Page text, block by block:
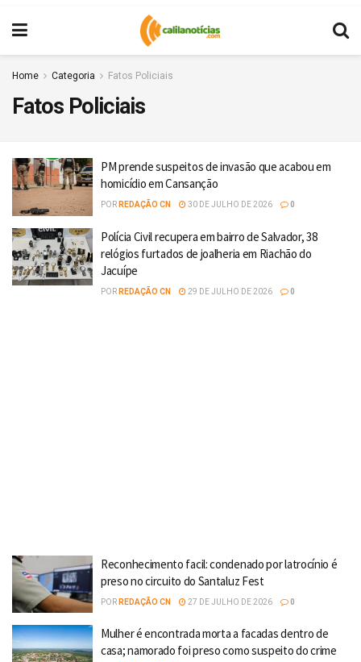
Home Categoria Fatos Policiais
Fatos Policiais
PM prende suspeitos de invasão que acabou em
homicídio em Cansanção
POR REDAÇÃO CN 30 DE JULHO DE 2026 0
Polícia Civil recupera em bairro de Salvador, 38
relógios furtados de joalheria em Riachão do
Jacuípe
POR REDAÇÃO CN 29 DE JULHO DE 2026 0
Reconhecimento facil: condenado por latrocínio é
preso no circuito do Santaluz Fest
POR REDAÇÃO CN 27 DE JULHO DE 2026 0
Mulher é encontrada morta a facadas dentro de
casa; namorado foi preso como suspeito do crime